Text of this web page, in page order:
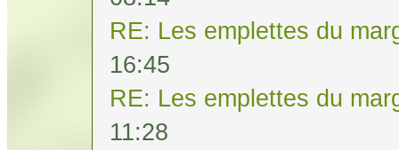
RE: Les emplettes du
16:45
RE: Les emplettes du
11:28